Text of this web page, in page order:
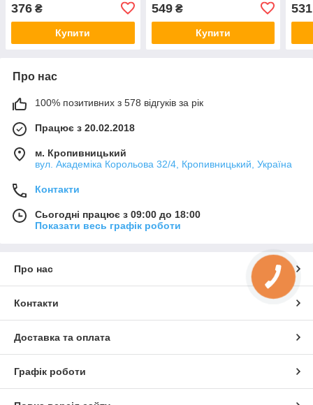
376 ₴
Купити
549₴
Купити
531
Про нас
100% позитивних з 578 відгуків за рік
Працює з 20.02.2018
м. Кропивницький
вул. Академіка Корольова 32/4, Кропивницький, Україна
Контакти
Сьогодні працює з 09:00 до 18:00
Показати весь графік роботи
Про нас
Контакти
Доставка та оплата
Графік роботи